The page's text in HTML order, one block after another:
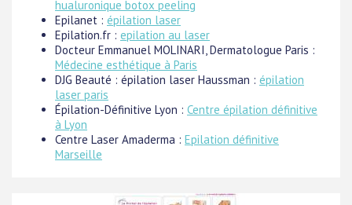
hualuronique botox peeling
Epilanet : épilation laser
Epilation.fr : epilation au laser
Docteur Emmanuel MOLINARI, Dermatologue Paris :
Médecine esthétique à Paris
DJG Beauté : épilation laser Haussman : épilation
laser paris
Épilation-Définitive Lyon : Centre épilation définitive
à Lyon
Centre Laser Amaderma : Epilation définitive
Marseille